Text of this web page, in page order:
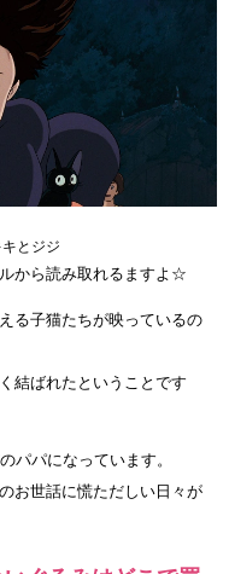
とジジ
から読み取れるますよ☆
る子猫たちが映っているの
結ばれたということです
パパになっています。
お世話に慌ただしい日々が